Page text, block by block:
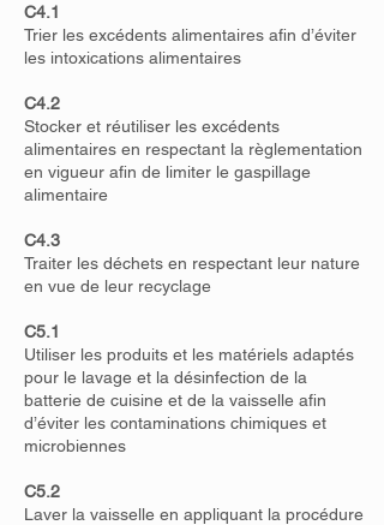
C4.1
Trier les excédents alimentaires afin d’éviter
les intoxications alimentaires
C4.2
Stocker et réutiliser les excédents
alimentaires en respectant la règlementation
en vigueur afin de limiter le gaspillage
alimentaire
C4.3
Traiter les déchets en respectant leur nature
en vue de leur recyclage
C5.1
Utiliser les produits et les matériels adaptés
pour le lavage et la désinfection de la
batterie de cuisine et de la vaisselle afin
d’éviter les contaminations chimiques et
microbiennes
C5.2
Laver la vaisselle en appliquant la procédure